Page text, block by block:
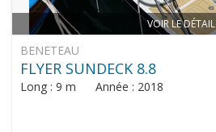
VOIR LE DÉTAIL
BENETEAU
FLYER SUNDECK 8.8
Long : 9 m Année : 2018